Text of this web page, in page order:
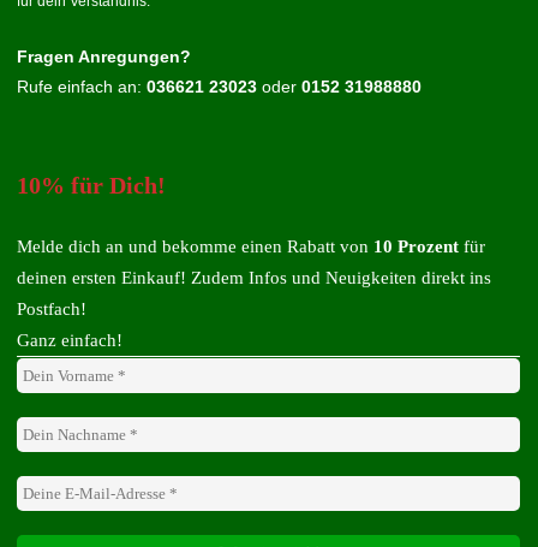
Fragen Anregungen?
Rufe einfach an:036621 23023 oder0152 31988880
10% für Dich!
Melde dich an und bekomme einen Rabatt von 10 Prozent für
deinen ersten Einkauf! Zudem Infos und Neuigkeiten direkt ins
Postfach!
Ganz einfach!